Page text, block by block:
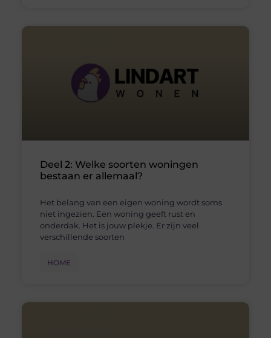
Deel 2: Welke soorten woningen
bestaan er allemaal?
Het belang van een eigen woning wordt soms
niet ingezien. Een woning geeft rust en
onderdak. Het is jouw plekje. Er zijn veel
verschillende soorten
HOME